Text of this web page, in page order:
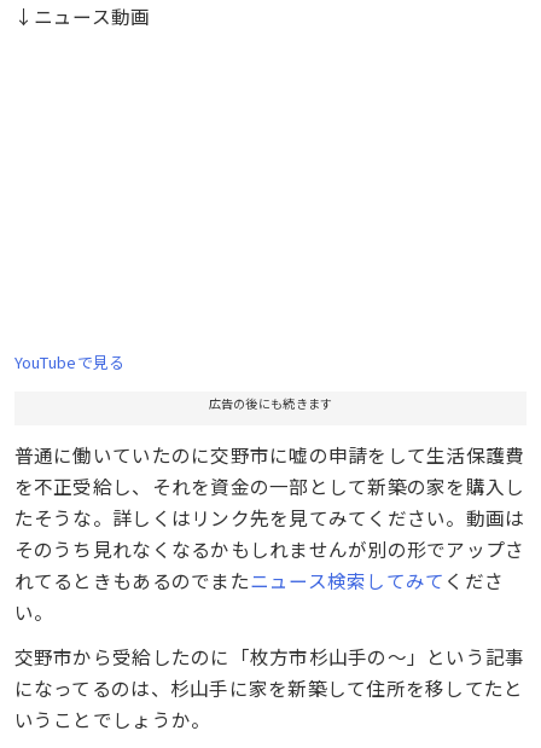
↓ニュース動画
YouTubeで見る
広告の後にも続きます
普通に働いていたのに交野市に嘘の申請をして生活保護費
を不正受給し、それを資金の一部として新築の家を購入し
たそうな。詳しくはリンク先を見てみてください。動画は
そのうち見れなくなるかもしれませんが別の形でアップさ
れてるときもあるのでまたニュース検索してみて くださ
い。
交野市から受給したのに「枚方市杉山手の～」という記事
になってるのは、杉山手に家を新築して住所を移してたと
いうことでしょうか。